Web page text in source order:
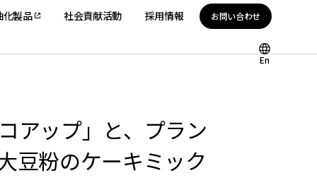
化製品 社会貢献活動 採用情報 お問い合わせ
En
アップ」と、プラン
豆粉のケーキミック